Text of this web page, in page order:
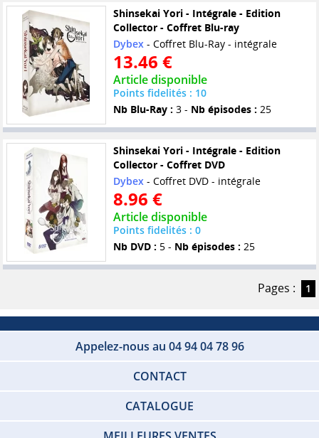
Shinsekai Yori - Intégrale - Edition
Collector - Coffret Blu-ray
Dybex - Coffret Blu-Ray - intégrale
13.46 €
Article disponible
Points fidelités : 10
Nb Blu-Ray : 3 - Nb épisodes : 25
Shinsekai Yori - Intégrale - Edition
Collector - Coffret DVD
Dybex - Coffret DVD - intégrale
8.96 €
Article disponible
Points fidelités : 0
Nb DVD : 5 - Nb épisodes : 25
Pages : 1
Appelez-nous au 04 94 04 78 96
CONTACT
CATALOGUE